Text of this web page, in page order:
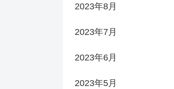
2023年8月
2023年7月
2023年6月
2023年5月